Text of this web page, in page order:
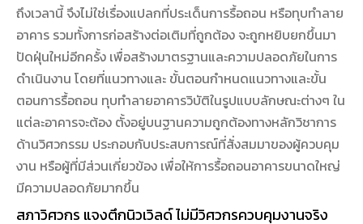
ถึงเวลานี้ จึงไม่ใช่เรื่องแปลกที่ประเด็นการรื้อถอน หรือทุบทำลาย
อาคาร รวมทั้งการก่อสร้างต่อเติมที่ถูกต้อง จะถูกหยิบยกขึ้นมา
ปัดฝุ่นใหม่อีกครั้ง เพื่อสร้างมาตรฐานและความปลอดภัยในการ
ดำเนินงาน โดยที่แนวทางและ ขั้นตอนกำหนดแนวทางและขั้น
ตอนการรื้อถอน ทุบทำลายอาคารวิบัติในรูปแบบลักษณะต่างๆ ใน
แต่ละอาคารจะต้อง ตั้งอยู่บนฐานความถูกต้องทางหลักวิชาการ
ด้านวิศวกรรม ประกอบกับประสบการณ์ที่สั่งสมมาของผู้ควบคุม
งาน หรือผู้ที่มีส่วนเกี่ยวข้อง เพื่อให้การรื้อถอนอาคารขนาดใหญ่
มีความปลอดภัยมากขึ้น
สภาวิศวกร แจงตึกนิวเวิลด์ ไม่มีวิศวกรควบคุมงานจริง